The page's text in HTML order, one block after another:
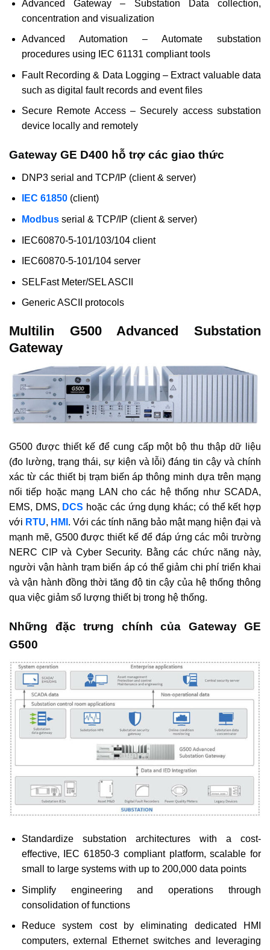
Advanced Gateway – Substation Data collection,
concentration and visualization
Advanced Automation – Automate substation
procedures using IEC 61131 compliant tools
Fault Recording & Data Logging – Extract valuable data
such as digital fault records and event files
Secure Remote Access – Securely access substation
device locally and remotely
Gateway GE D400 hỗ trợ các giao thức
DNP3 serial and TCP/IP (client & server)
IEC 61850(client)
Modbusserial & TCP/IP (client & server)
IEC60870-5-101/103/104 client
IEC60870-5-101/104 server
SELFast Meter/SEL ASCII
Generic ASCII protocols
Multilin G500 Advanced Substation
Gateway
G500 được thiết kế để cung cấp một bộ thu thập dữ liệu
(đo lường, trạng thái, sự kiện và lỗi) đáng tin cậy và chính
xác từ các thiết bị trạm biến áp thông minh dựa trên mạng
nối tiếp hoặc mạng LAN cho các hệ thống như SCADA,
EMS, DMS, DCS hoặc các ứng dụng khác; có thể kết hợp
với RTU, HMI . Với các tính năng bảo mật mạng hiện đại và
mạnh mẽ, G500 được thiết kế để đáp ứng các môi trường
NERC CIP và Cyber ​​Security. Bằng các chức năng này,
người vận hành trạm biến áp có thể giảm chi phí triển khai
và vận hành đồng thời tăng độ tin cậy của hệ thống thông
qua việc giảm số lượng thiết bị trong hệ thống.
Những đặc trưng chính của Gateway GE
G500
Standardize substation architectures with a cost-
effective, IEC 61850-3 compliant platform, scalable for
small to large systems with up to 200,000 data points
Simplify engineering and operations through
consolidation of functions
Reduce system cost by eliminating dedicated HMI
computers, external Ethernet switches and leveraging